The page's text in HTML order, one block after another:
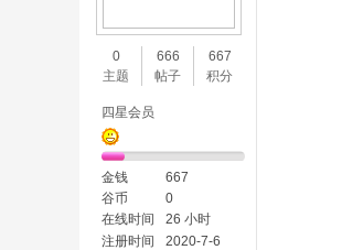
0
主题
666
帖子
667
积分
四星会员
金钱
667
谷币
0
在线时间
26 小时
注册时间
2020-7-6